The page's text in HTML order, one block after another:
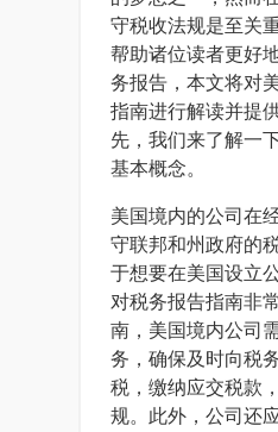
守税收法规是至关
帮助诸位读者更好
务报告，本文将对
指南进行解读并提
先，我们来了解一
基本概念。
美国境内的公司在
守联邦和州政府的
于想要在美国设立
对税务报告指南非
南，美国境内公司
务，确保及时向税
税，缴纳应交税款
规。此外，公司还